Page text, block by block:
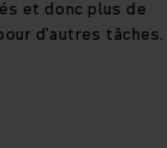
technologie
et au